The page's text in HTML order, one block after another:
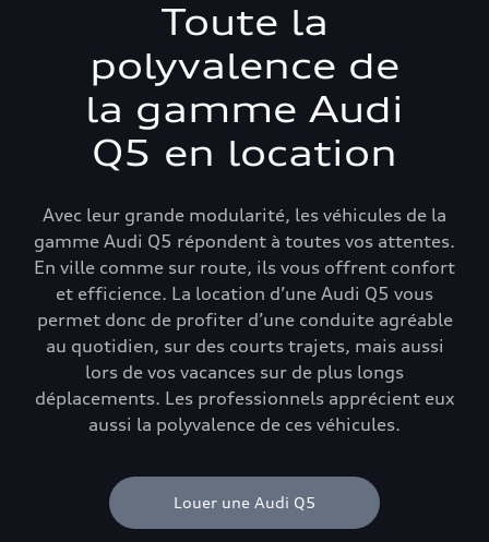
Toute la
polyvalence de
la gamme Audi
Q5 en location
Avec leur grande modularité, les véhicules de la
gamme Audi Q5 répondent à toutes vos attentes.
En ville comme sur route, ils vous offrent confort
et efficience. La location d’une Audi Q5 vous
permet donc de profiter d’une conduite agréable
au quotidien, sur des courts trajets, mais aussi
lors de vos vacances sur de plus longs
déplacements. Les professionnels apprécient eux
aussi la polyvalence de ces véhicules.
Louer une Audi Q5